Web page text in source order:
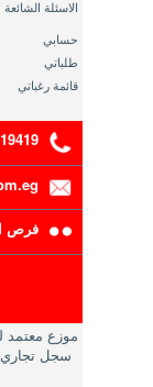
الاسئلة الشائعة
حسابي
طلباتي
قائمة رغباتي
19419
فرص
موزع معتمد